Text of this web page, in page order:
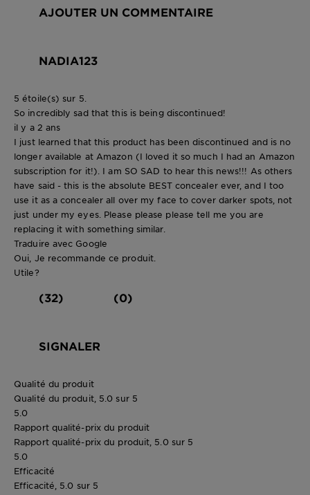
AJOUTER UN COMMENTAIRE
NADIA123
5 étoile(s) sur 5.
So incredibly sad that this is being discontinued!
il y a 2 ans
I just learned that this product has been discontinued and is no
longer available at Amazon (I loved it so much I had an Amazon
subscription for it!). I am SO SAD to hear this news!!! As others
have said - this is the absolute BEST concealer ever, and I too
use it as a concealer all over my face to cover darker spots, not
just under my eyes. Please please please tell me you are
replacing it with something similar.
Traduire avec Google
Oui, Je recommande ce produit.
Utile?
(32) (0)
SIGNALER
Qualité du produit
Qualité du produit, 5.0 sur 5
5.0
Rapport qualité-prix du produit
Rapport qualité-prix du produit, 5.0 sur 5
5.0
Efficacité
Efficacité, 5.0 sur 5